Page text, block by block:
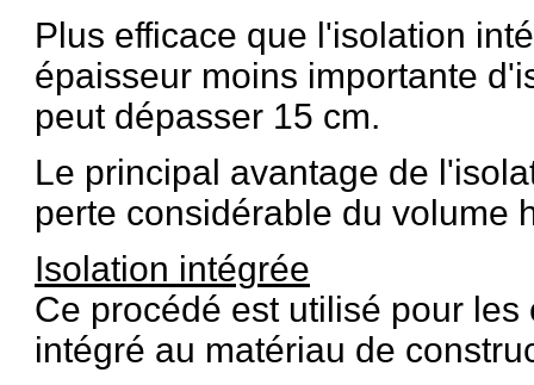
Plus efficace que l'isolation
épaisseur moins importante
peut dépasser 15 cm.
Le principal avantage de
perte considérable du volume
Isolation intégrée
Ce procédé est utilisé pour
intégré au matériau de